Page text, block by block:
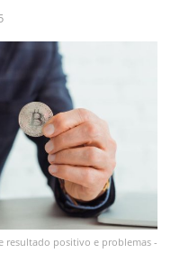
resultado positivo e problemas -